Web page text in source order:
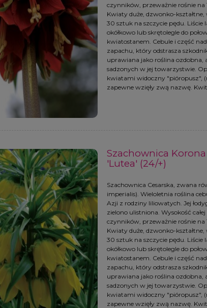
'Little
6,49 zł
O DOSTĘPNOŚCI
18,99 zł
POWIADOM O
czynników, przeważnie rośnie na
Kwiaty duże, dzwonko-
30 sztuk na szczycie pędu. Liście
okółkowo lub skrętolegle do
kwiatostanem. Cebule i część
zapachu, który odstrasza
uprawiana jako roślina ozdobna,
sadzonych w jej towarzystwie.
kwiatami widoczny "pióropusz",
zapewne wzięły zwą nazwę.
Szachownica
'Lutea' (24/+)
Szachownica Cesarska, zwana
imperialis). Wieloletnia roślina
Azji z rodziny liliowatych. Jej
zielono ulistniona. Wysokość
czynników, przeważnie rośnie na
Kwiaty duże, dzwonko-
30 sztuk na szczycie pędu. Liście
okółkowo lub skrętolegle do
kwiatostanem. Cebule i część
zapachu, który odstrasza
uprawiana jako roślina ozdobna,
sadzonych w jej towarzystwie.
kwiatami widoczny "pióropusz",
zapewne wzięły zwą nazwę.